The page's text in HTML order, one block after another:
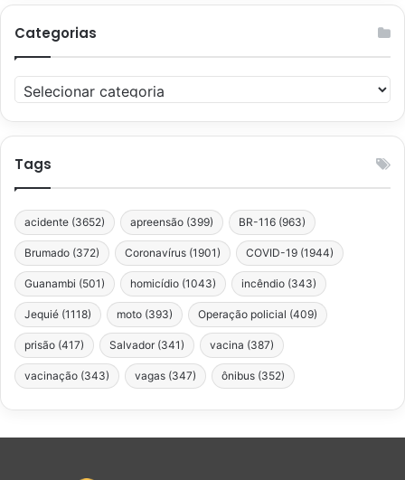
Categorias
Categorias
Tags
acidente (3652) apreensão (399) BR-116 (963)
Brumado (372) Coronavírus (1901) COVID-19 (1944)
Guanambi (501) homicídio (1043) incêndio (343)
Jequié (1118) moto (393) Operação policial (409)
prisão (417) Salvador (341) vacina (387)
vacinação (343) vagas (347) ônibus (352)